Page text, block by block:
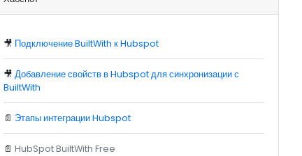
🎥 Подключение BuiltWith к Hubspot
🎥 Добавление свойств в Hubspot для синхронизации с
BuiltWith
📄 Этапы интеграции Hubspot
📄 HubSpot BuiltWith Free